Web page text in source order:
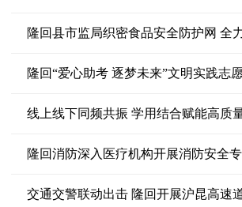
隆回县市监局织密食品安全防护网 全
隆回“爱心助考 逐梦未来”文明实践志
隆回消防深入医疗机构开展消防安全
交通交警联动出击 隆回开展沪昆高速